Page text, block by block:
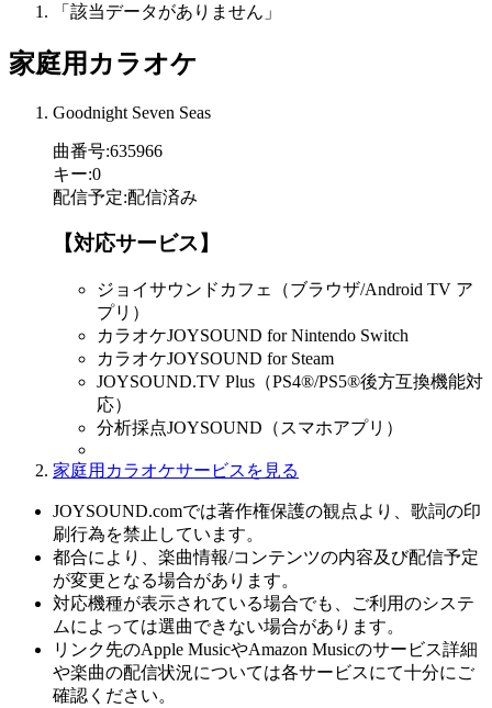
「該当データがありません」
家庭用カラオケ
Goodnight Seven Seas
曲番号:635966
キー:0
配信予定:配信済み
【対応サービス】
ジョイサウンドカフェ（ブラウザ/Android TV ア
プリ）
カラオケJOYSOUND for Nintendo Switch
カラオケJOYSOUND for Steam
JOYSOUND.TV Plus（PS4®/PS5®後方互換機能対
応）
分析採点JOYSOUND（スマホアプリ）
家庭用カラオケサービスを見る
JOYSOUND.comでは著作権保護の観点より、歌詞の印
刷行為を禁止しています。
都合により、楽曲情報/コンテンツの内容及び配信予定
が変更となる場合があります。
対応機種が表示されている場合でも、ご利用のシステ
ムによっては選曲できない場合があります。
リンク先のApple MusicやAmazon Musicのサービス詳細
や楽曲の配信状況については各サービスにて十分にご
確認ください。